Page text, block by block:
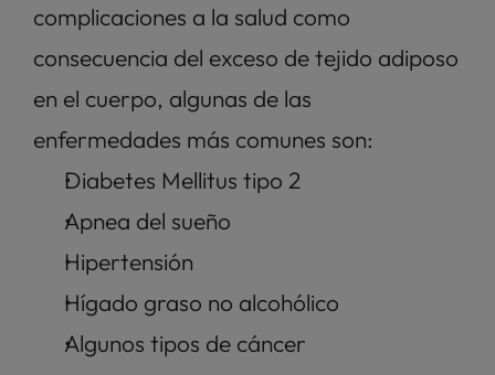
complicaciones a la salud como
consecuencia del exceso de tejido adiposo
en el cuerpo, algunas de las
enfermedades más comunes son:
Diabetes Mellitus tipo 2
Apnea del sueño
Hipertensión
Hígado graso no alcohólico
Algunos tipos de cáncer